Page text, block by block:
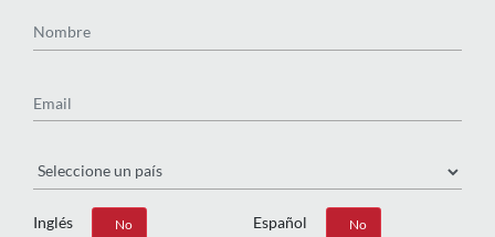
Inglés
Sí No Español
Sí No